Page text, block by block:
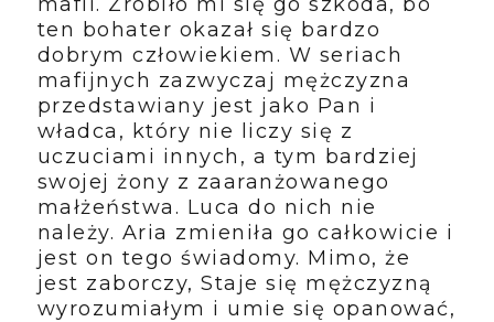
ten bohater okazał się bardzo
dobrym człowiekiem. W seriach
mafijnych zazwyczaj mężczyzna
przedstawiany jest jako Pan i
władca, który nie liczy się z
uczuciami innych, a tym bardziej
swojej żony z zaaranżowanego
małżeństwa. Luca do nich nie
należy. Aria zmieniła go całkowicie i
jest on tego świadomy. Mimo, że
jest zaborczy, Staje się mężczyzną
wyrozumiałym i umie się opanować,